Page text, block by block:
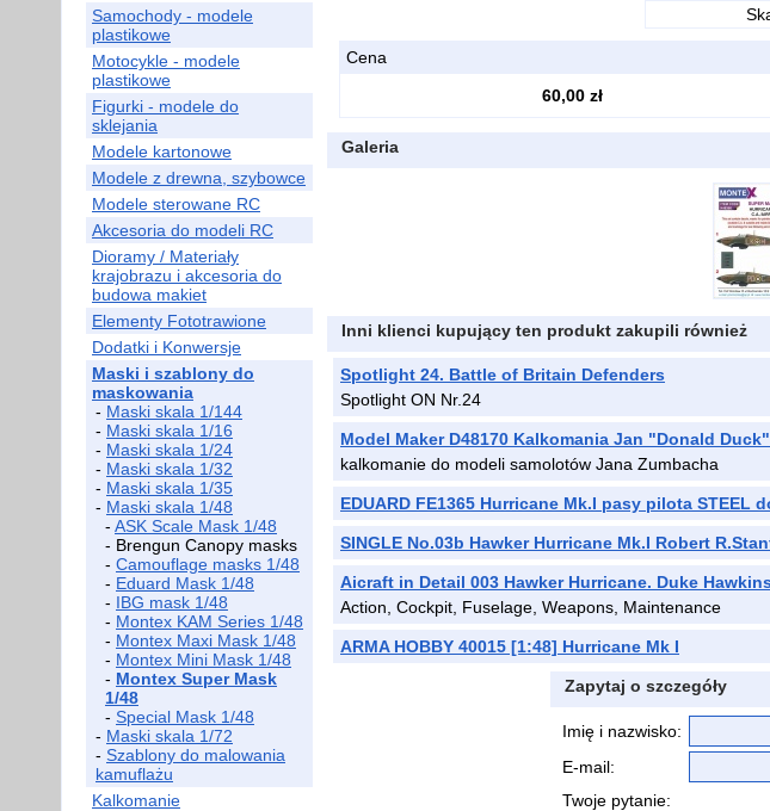
Samochody - modele
plastikowe
Motocykle - modele
plastikowe
Figurki - modele do
sklejania
Modele kartonowe
Modele z drewna, szybowce
Modele sterowane RC
Akcesoria do modeli RC
Dioramy / Materiały
krajobrazu i akcesoria do
budowa makiet
Elementy Fototrawione
Dodatki i Konwersje
Maski i szablony do
maskowania
- Maski skala 1/144
- Maski skala 1/16
- Maski skala 1/24
- Maski skala 1/32
- Maski skala 1/35
- Maski skala 1/48
- ASK Scale Mask 1/48
- Brengun Canopy masks
- Camouflage masks 1/48
- Eduard Mask 1/48
- IBG mask 1/48
- Montex KAM Series 1/48
- Montex Maxi Mask 1/48
- Montex Mini Mask 1/48
- Montex Super Mask
1/48
- Special Mask 1/48
- Maski skala 1/72
- Szablony do malowania
kamuflażu
Kalkomanie
Cena
60,00 zł
Galeria
Inni klienci kupujący ten produkt zakupili również
Spotlight 24. Battle of Britain Defenders
Spotlight ON Nr.24
Model Maker D48170 Kalkomania Jan "Donald
kalkomanie do modeli samolotów Jana Zumbacha
EDUARD FE1365 Hurricane Mk.I pasy pilota STEEL
SINGLE No.03b Hawker Hurricane Mk.I Robert
Aicraft in Detail 003 Hawker Hurricane. Duke
Action, Cockpit, Fuselage, Weapons, Maintenance
ARMA HOBBY 40015 [1:48] Hurricane Mk I
Zapytaj o szczegóły
Imię i nazwisko:
E-mail:
Twoje pytanie: